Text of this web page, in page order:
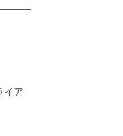
イア